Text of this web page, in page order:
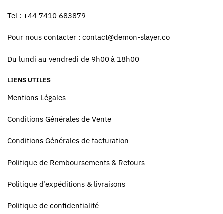
Tel : +44 7410 683879
Pour nous contacter : contact@demon-slayer.co
Du lundi au vendredi de 9h00 à 18h00
LIENS UTILES
Mentions Légales
Conditions Générales de Vente
Conditions Générales de facturation
Politique de Remboursements & Retours
Politique d’expéditions & livraisons
Politique de confidentialité